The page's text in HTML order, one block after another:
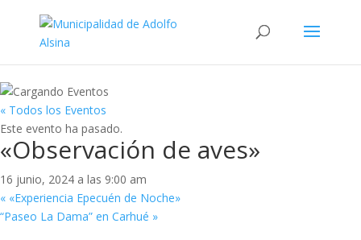
« Todos los Eventos
Este evento ha pasado.
«Observación de aves»
16 junio, 2024 a las 9:00 am
« «Experiencia Epecuén de Noche»
“Paseo La Dama” en Carhué »